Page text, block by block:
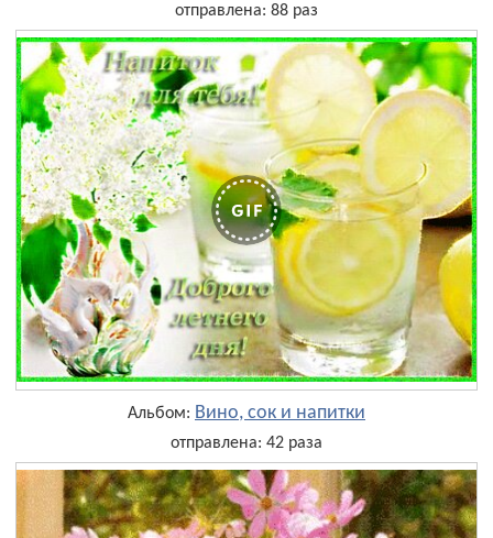
отправлена: 88 раз
Альбом: Вино, сок и напитки
отправлена: 42 раза